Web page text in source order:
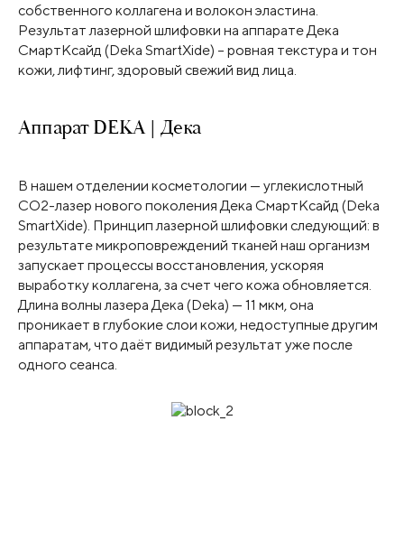
собственного коллагена и волокон эластина.
Результат лазерной шлифовки на аппарате Дека
СмартКсайд (Deka SmartXide) – ровная текстура и тон
кожи, лифтинг, здоровый свежий вид лица.
Аппарат DEKA | Дека
В нашем отделении косметологии — углекислотный
СО2-лазер нового поколения Дека СмартКсайд (Deka
SmartXide). Принцип лазерной шлифовки следующий: в
результате микроповреждений тканей наш организм
запускает процессы восстановления, ускоряя
выработку коллагена, за счет чего кожа обновляется.
Длина волны лазера Дека (Deka) — 11 мкм, она
проникает в глубокие слои кожи, недоступные другим
аппаратам, что даёт видимый результат уже после
одного сеанса.